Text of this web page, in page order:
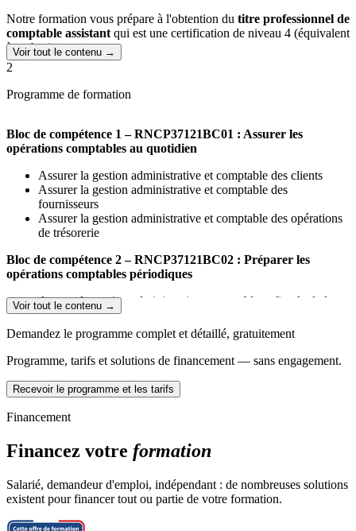
Notre formation vous prépare à l'obtention du titre professionnel de
comptable assistantqui est une certification de niveau 4 (équivalent
à un bac).
Voir tout le contenu →
2
Programme de formation
Bloc de compétence 1 – RNCP37121BC01 : Assurer les
opérations comptables au quotidien
Assurer la gestion administrative et comptable des clients
Assurer la gestion administrative et comptable des
fournisseurs
Assurer la gestion administrative et comptable des opérations
de trésorerie
Bloc de compétence 2 – RNCP37121BC02 : Préparer les
opérations comptables périodiques
Assurer la gestion administrative, comptable et fiscale de la
déclaration de TVA
Assurer la gestion des variables et paramètres de paie
Présenter et transmettre des tableaux de bord
Bloc de compétence 3 – RNCP37121BC03 : Participer aux
opérations comptables de fin d’exercice
Traiter les immobilisations et les valeurs mobilières de
Traiter les stocks, créances et dettes d’exploitation
Traiter les emprunts et l’affectation du résultat
Voir tout le contenu →
Demandez le programme complet et détaillé, gratuitement
Programme, tarifs et solutions de financement — sans engagement.
Recevoir le programme et les tarifs
Financement
Financez votre formation
Salarié, demandeur d'emploi, indépendant : de nombreuses solutions
existent pour financer tout ou partie de votre formation.